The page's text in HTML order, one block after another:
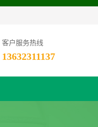
客户服务热线
13632311137